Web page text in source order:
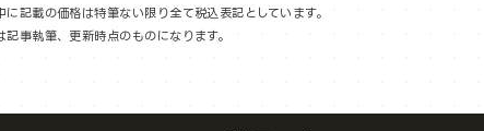
記載の価格は特筆ない限り全て税込表記としています。
事執筆、更新時点のものになります。